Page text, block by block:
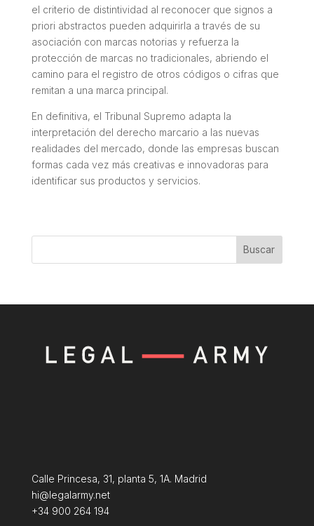
el criterio de distintividad al reconocer que signos a
priori abstractos pueden adquirirla a través de su
asociación con marcas notorias y refuerza la
protección de marcas no tradicionales, abriendo el
camino para el registro de otros códigos o cifras que
remitan a una marca principal.
En definitiva, el Tribunal Supremo adapta la
interpretación del derecho marcario a las nuevas
realidades del mercado, donde las empresas buscan
formas cada vez más creativas e innovadoras para
identificar sus productos y servicios.
Buscar
Calle Princesa, 31, planta 5, 1A. Madrid
hi@legalarmy.net
+34 900 264 194